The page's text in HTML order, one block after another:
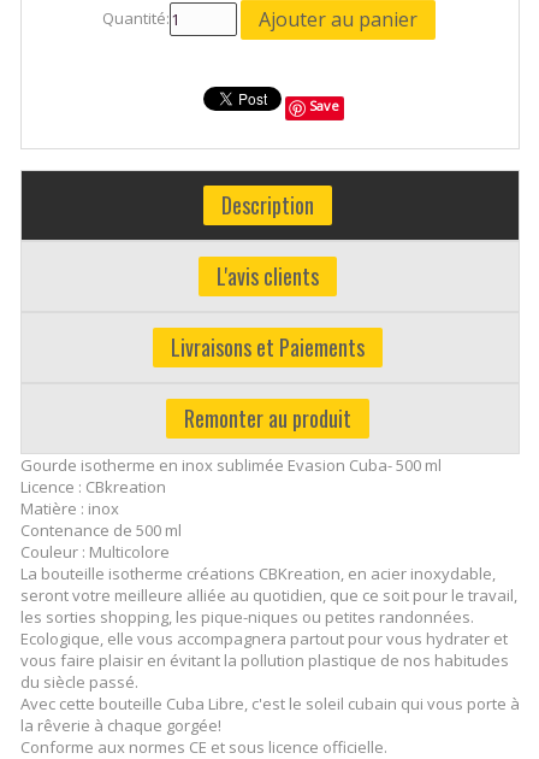
Quantité:
Save
Description
L'avis clients
Livraisons et Paiements
Remonter au produit
Gourde isotherme en inox sublimée Evasion Cuba- 500 ml
Licence : CBkreation
Matière : inox
Contenance de 500 ml
Couleur : Multicolore
La bouteille isotherme créations CBKreation, en acier inoxydable,
seront votre meilleure alliée au quotidien, que ce soit pour le travail,
les sorties shopping, les pique-niques ou petites randonnées.
Ecologique, elle vous accompagnera partout pour vous hydrater et
vous faire plaisir en évitant la pollution plastique de nos habitudes
du siècle passé.
Avec cette bouteille Cuba Libre, c'est le soleil cubain qui vous porte à
la rêverie à chaque gorgée!
Conforme aux normes CE et sous licence officielle.